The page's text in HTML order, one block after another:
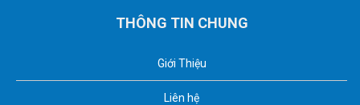
THÔNG TIN CHUNG
Giới Thiệu
Liên hệ